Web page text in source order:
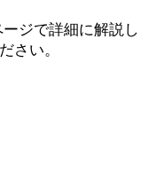
ジで詳細に解説し
さい。